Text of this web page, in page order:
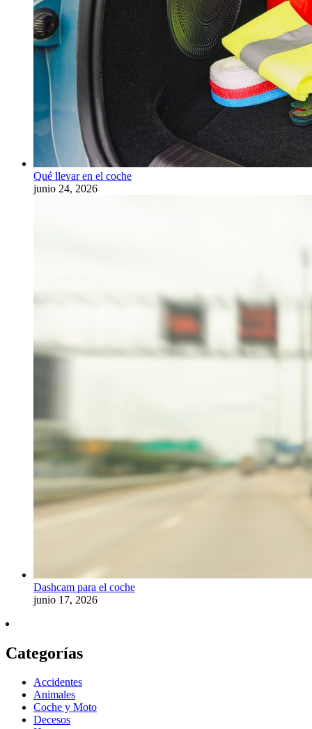
Qué llevar en el coche
junio 24, 2026
Dashcam para el coche
junio 17, 2026
Categorías
Accidentes
Animales
Coche y Moto
Decesos